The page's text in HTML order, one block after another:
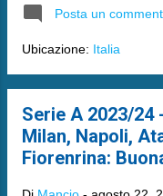
Posta un
Ubicazione: Italia
Serie A 2023/24
Milan, Napoli,
Fiorenrina: